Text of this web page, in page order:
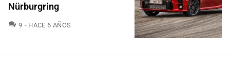
Nürburgring
9 COMENTARIOS
HACE 6 AÑOS